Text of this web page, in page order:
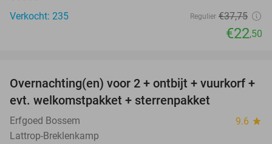
Verkocht: 235
Regulier €37,75
€22,50
33%
Overnachting(en) voor 2 + ontbijt + vuurkorf +
evt. welkomstpakket + sterrenpakket
Erfgoed Bossem 9.6 star
Lattrop-Breklenkamp